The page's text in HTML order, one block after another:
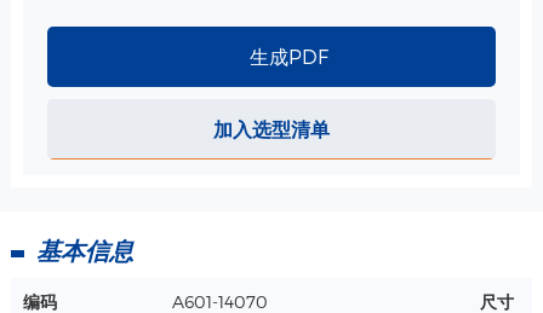
生成PDF
加入选型清单
基本信息
编码 A601-14070 尺寸